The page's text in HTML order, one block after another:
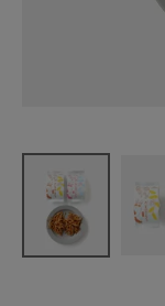
CATEGORY
ナチュラル服